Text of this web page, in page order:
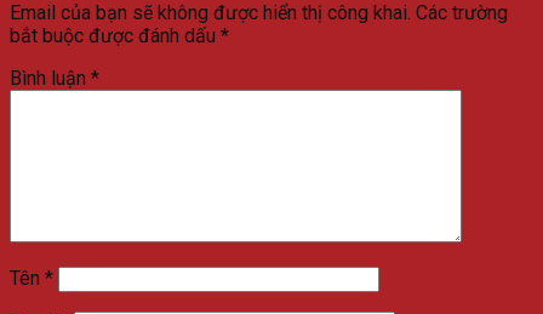
Email của bạn sẽ không được hiển thị công khai. Các trường
bắt buộc được đánh dấu *
Bình luận *
Tên *